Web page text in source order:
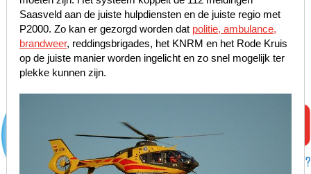
Saasveld aan de juiste hulpdiensten en de juiste regio met
P2000. Zo kan er gezorgd worden dat politie, ambulance,
brandweer, reddingsbrigades, het KNRM en het Rode Kruis
op de juiste manier worden ingelicht en zo snel mogelijk ter
plekke kunnen zijn.